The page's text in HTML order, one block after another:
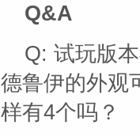
Q&A
Q: 试玩版
德鲁伊的外观
样有4个吗？